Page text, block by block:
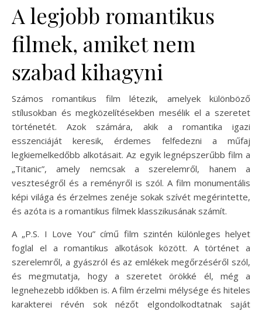
A legjobb romantikus
filmek, amiket nem
szabad kihagyni
Számos romantikus film létezik, amelyek különböző
stílusokban és megközelítésekben mesélik el a szeretet
történetét. Azok számára, akik a romantika igazi
esszenciáját keresik, érdemes felfedezni a műfaj
legkiemelkedőbb alkotásait. Az egyik legnépszerűbb film a
„Titanic”, amely nemcsak a szerelemről, hanem a
veszteségről és a reményről is szól. A film monumentális
képi világa és érzelmes zenéje sokak szívét megérintette,
és azóta is a romantikus filmek klasszikusának számít.
A „P.S. I Love You” című film szintén különleges helyet
foglal el a romantikus alkotások között. A történet a
szerelemről, a gyászról és az emlékek megőrzéséről szól,
és megmutatja, hogy a szeretet örökké él, még a
legnehezebb időkben is. A film érzelmi mélysége és hiteles
karakterei révén sok nézőt elgondolkodtatnak saját